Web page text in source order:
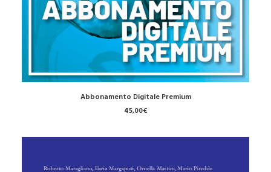
AGGIUNGI AL CARRELLO
Abbonamento Digitale Premium
45,00€